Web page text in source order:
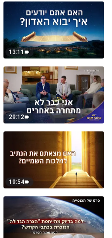
13:11
29:12
19:54